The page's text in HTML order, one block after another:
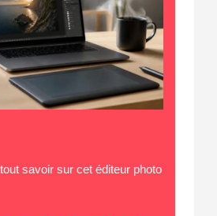
savoir sur cet éditeur photo